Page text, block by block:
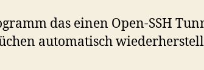
das einen Open-SSH
automatisch